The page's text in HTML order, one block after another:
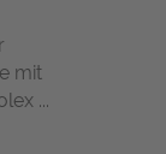
mit
...